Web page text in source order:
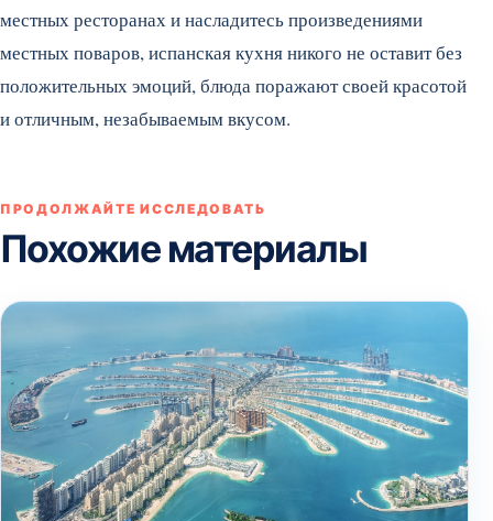
местных ресторанах и насладитесь произведениями
местных поваров, испанская кухня никого не оставит без
положительных эмоций, блюда поражают своей красотой
и отличным, незабываемым вкусом.
ПРОДОЛЖАЙТЕ ИССЛЕДОВАТЬ
Похожие материалы